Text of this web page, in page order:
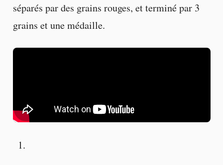
séparés par des grains rouges, et terminé par 3
grains et une médaille.